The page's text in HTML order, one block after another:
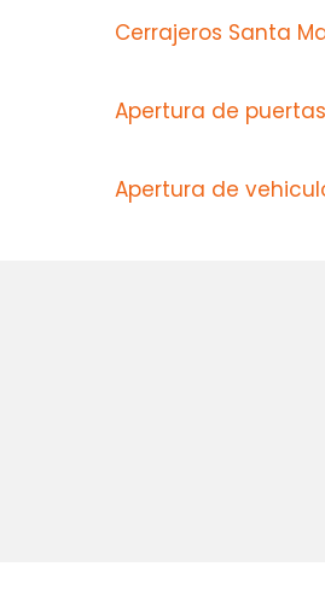
Cerrajeros Santa
Apertura de
Apertura de